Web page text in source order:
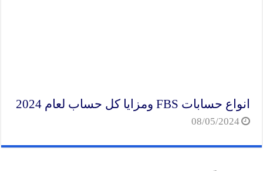
انواع حسابات FBS ومزايا كل حساب لعام 2024
08/05/2024